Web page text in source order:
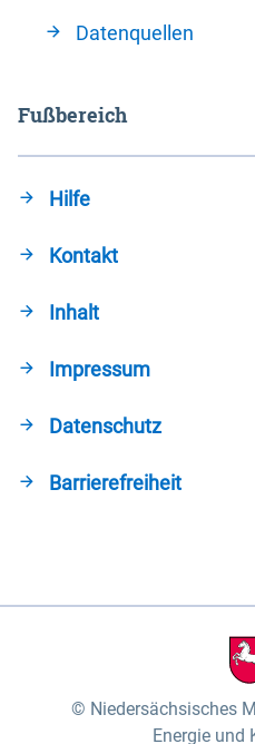
Datenquellen
Fußbereich
Hilfe
Kontakt
Inhalt
Impressum
Datenschutz
Barrierefreiheit
Niedersächsisches
Energie und